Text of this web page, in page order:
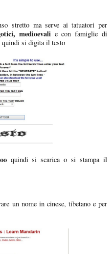
stretto ma serve ai tatuatori per
medioevalie con famiglie di
si digita il testo
quindi si scarica o si stampa il
un nome in cinese, tibetano e per